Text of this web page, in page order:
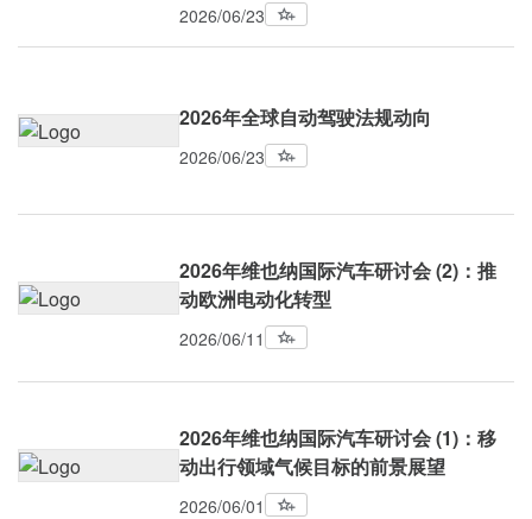
2026/06/23
2026年全球自动驾驶法规动向
2026/06/23
2026年维也纳国际汽车研讨会 (2)：推
动欧洲电动化转型
2026/06/11
2026年维也纳国际汽车研讨会 (1)：移
动出行领域气候目标的前景展望
2026/06/01